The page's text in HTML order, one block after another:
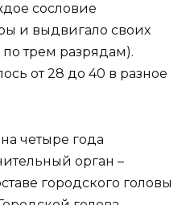
сословие
и выдвигало своих
по трем разрядам).
от 28 до 40 в разное
четыре года
орган –
городского головы